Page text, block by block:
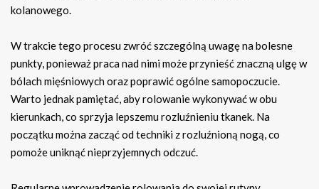
kolanowego.
W trakcie tego procesu zwróć szczególną uwagę na bolesne
punkty, ponieważ praca nad nimi może przynieść znaczną ulgę w
bólach mięśniowych oraz poprawić ogólne samopoczucie.
Warto jednak pamiętać, aby rolowanie wykonywać w obu
kierunkach, co sprzyja lepszemu rozluźnieniu tkanek. Na
początku można zacząć od techniki z rozluźnioną nogą, co
pomoże uniknąć nieprzyjemnych odczuć.